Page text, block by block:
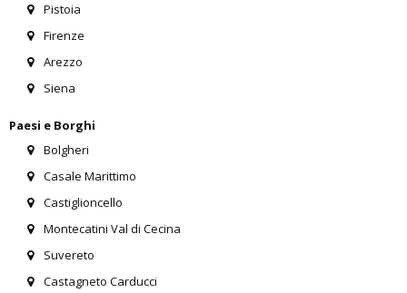
Pistoia
Firenze
Arezzo
Siena
Paesi e Borghi
Bolgheri
Casale Marittimo
Castiglioncello
Montecatini Val di Cecina
Suvereto
Castagneto Carducci